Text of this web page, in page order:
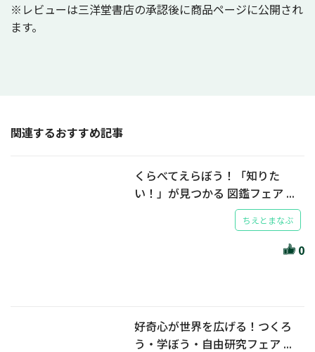
※レビューは三洋堂書店の承認後に商品ページに公開され
ます。
関連するおすすめ記事
くらべてえらぼう！「知りた
い！」が見つかる 図鑑フェア ...
ちえとまなぶ
0
好奇心が世界を広げる！つくろ
う・学ぼう・自由研究フェア ...